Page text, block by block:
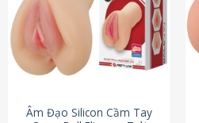
Âm Đạo Silicon Cầm Tay